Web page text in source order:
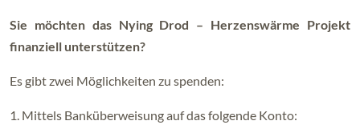
Sie möchten das Nying Drod – Herzenswärme Projekt
finanziell unterstützen?
Es gibt zwei Möglichkeiten zu spenden:
1. Mittels Banküberweisung auf das folgende Konto: